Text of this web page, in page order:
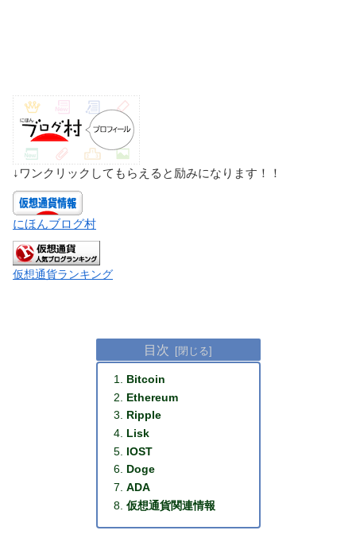
↓ワンクリックしてもらえると励みになります！！
にほんブログ村
仮想通貨ランキング
目次
Bitcoin
Ethereum
Ripple
Lisk
IOST
Doge
ADA
仮想通貨関連情報